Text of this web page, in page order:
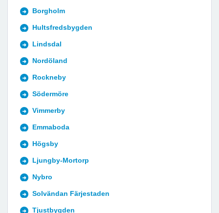
Borgholm
Hultsfredsbygden
Lindsdal
Nordöland
Rockneby
Södermöre
Vimmerby
Emmaboda
Högsby
Ljungby-Mortorp
Nybro
Solvändan Färjestaden
Tjustbygden